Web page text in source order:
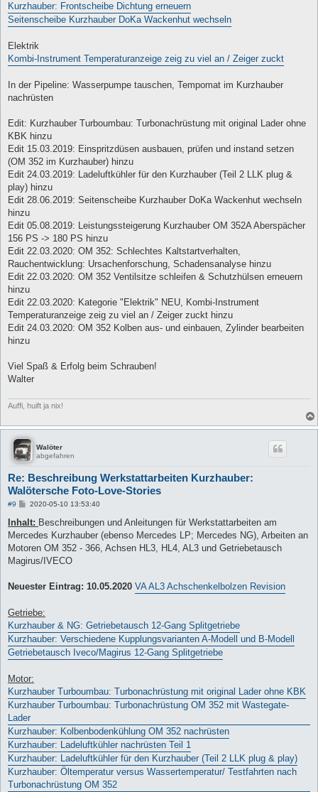
Kurzhauber: Frontscheibe Dichtung erneuern
Seitenscheibe Kurzhauber DoKa Wackenhut wechseln
Elektrik
Kombi-Instrument Temperaturanzeige zeig zu viel an / Zeiger zuckt
In der Pipeline: Wasserpumpe tauschen, Tempomat im Kurzhauber
nachrüsten
Edit: Kurzhauber Turboumbau: Turbonachrüstung mit original Lader ohne
KBK hinzu
Edit 15.03.2019: Einspritzdüsen ausbauen, prüfen und instand setzen
(OM 352 im Kurzhauber) hinzu
Edit 24.03.2019: Ladeluftkühler für den Kurzhauber (Teil 2 LLK plug &
play) hinzu
Edit 28.06.2019: Seitenscheibe Kurzhauber DoKa Wackenhut wechseln
hinzu
Edit 05.08.2019: Leistungssteigerung Kurzhauber OM 352A Aberspächer
156 PS -> 180 PS hinzu
Edit 22.03.2020: OM 352: Schlechtes Kaltstartverhalten,
Rauchentwicklung: Ursachenforschung, Schadensanalyse hinzu
Edit 22.03.2020: OM 352 Ventilsitze schleifen & Schutzhülsen erneuern
hinzu
Edit 22.03.2020: Kategorie "Elektrik" NEU, Kombi-Instrument
Temperaturanzeige zeig zu viel an / Zeiger zuckt hinzu
Edit 24.03.2020: OM 352 Kolben aus- und einbauen, Zylinder bearbeiten
hinzu
Viel Spaß & Erfolg beim Schrauben!
Walter
Auffi, huift ja nix!
Walöter
abgefahren
Re: Beschreibung Werkstattarbeiten Kurzhauber:
Walötersche Foto-Love-Stories
#9
B
i
t
r
a
2020-05-10 13:53:40
Inhalt: Beschreibungen und Anleitungen für Werkstattarbeiten am
Mercedes Kurzhauber (ebenso Mercedes LP; Mercedes NG), Arbeiten an
Motoren OM 352 - 366, Achsen HL3, HL4, AL3 und Getriebetausch
Magirus/IVECO
Neuester Eintrag: 10.05.2020 VA AL3 Achschenkelbolzen Revision
Getriebe:
Kurzhauber & NG: Getriebetausch 12-Gang Splitgetriebe
Kurzhauber: Verschiedene Kupplungsvarianten A-Modell und B-Modell
Getriebetausch Iveco/Magirus 12-Gang Splitgetriebe
Motor:
Kurzhauber Turboumbau: Turbonachrüstung mit original Lader ohne KBK
Kurzhauber Turboumbau: Turbonachrüstung OM 352 mit Wastegate-
Lader
Kurzhauber: Kolbenbodenkühlung OM 352 nachrüsten
Kurzhauber: Ladeluftkühler nachrüsten Teil 1
Kurzhauber: Ladeluftkühler für den Kurzhauber (Teil 2 LLK plug & play)
Kurzhauber: Öltemperatur versus Wassertemperatur/ Testfahrten nach
Turbonachrüstung OM 352